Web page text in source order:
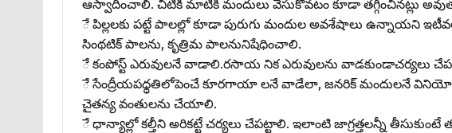
పిల్లలకు పట్టే పాలల్లో కూడా పురుగు మందుల అవశేషాలు ఉన్నాయని
సింథటిక్‌ పాలను, కృత్రిమ పాలనునిషేధించాలి.
కంపోస్ట్‌ ఎరువులనే వాడాలి.రసాయ నిక ఎరువులను వాడకుండాచర్యలు
సేంద్రీయపధ్ధతిలోపెంచే కూరగాయా లనే వాడేలా, జనరిక్‌ మందులనే
చైతన్య వంతులను చేయాలి.
ధాన్యాల్లో కల్తీని అరికట్టే చర్యలు చేపట్టాలి. ఇలాంటి జాగ్రత్తలన్నీ